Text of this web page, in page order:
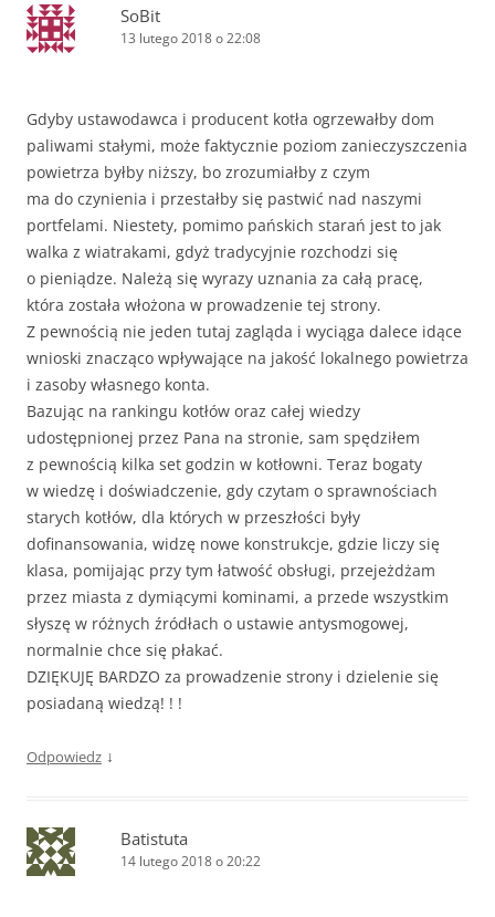
SoBit
13 lutego 2018 o 22:08
Gdyby ustawodawca i producent kotła ogrzewałby dom
paliwami stałymi, może faktycznie poziom zanieczyszczenia
powietrza byłby niższy, bo zrozumiałby z czym
ma do czynienia i przestałby się pastwić nad naszymi
portfelami. Niestety, pomimo pańskich starań jest to jak
walka z wiatrakami, gdyż tradycyjnie rozchodzi się
o pieniądze. Należą się wyrazy uznania za całą pracę,
która została włożona w prowadzenie tej strony.
Z pewnością nie jeden tutaj zagląda i wyciąga dalece idące
wnioski znacząco wpływające na jakość lokalnego powietrza
i zasoby własnego konta.
Bazując na rankingu kotłów oraz całej wiedzy
udostępnionej przez Pana na stronie, sam spędziłem
z pewnością kilka set godzin w kotłowni. Teraz bogaty
w wiedzę i doświadczenie, gdy czytam o sprawnościach
starych kotłów, dla których w przeszłości były
dofinansowania, widzę nowe konstrukcje, gdzie liczy się
klasa, pomijając przy tym łatwość obsługi, przejeżdżam
przez miasta z dymiącymi kominami, a przede wszystkim
słyszę w różnych źródłach o ustawie antysmogowej,
normalnie chce się płakać.
DZIĘKUJĘ BARDZO za prowadzenie strony i dzielenie się
posiadaną wiedzą! ! !
Odpowiedz ↓
Batistuta
14 lutego 2018 o 20:22